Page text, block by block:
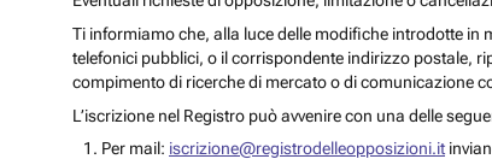
Ti informiamo che, alla luce delle modifiche introdotte in
telefonici pubblici, o il corrispondente indirizzo postale,
compimento di ricerche di mercato o di comunicazione
L’iscrizione nel Registro può avvenire con una delle
Per mail: iscrizione@registrodelleopposizioni.it